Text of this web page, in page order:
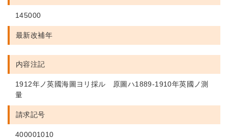
145000
最新改補年
内容注記
1912年ノ英國海圖ヨリ採ル 原圖ハ1889-1910年英國ノ測
量
請求記号
400001010